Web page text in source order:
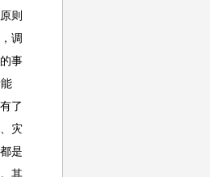
则
调
事
了
灾
是
其